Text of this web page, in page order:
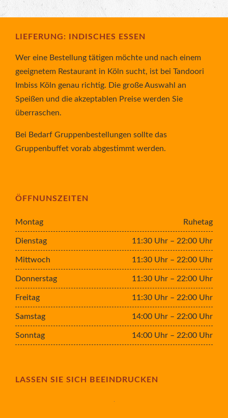
LIEFERUNG: INDISCHES ESSEN
Wer eine Bestellung tätigen möchte und nach einem
geeignetem Restaurant in Köln sucht, ist bei Tandoori
Imbiss Köln genau richtig. Die große Auswahl an
Speißen und die akzeptablen Preise werden Sie
überraschen.
Bei Bedarf Gruppenbestellungen sollte das
Gruppenbuffet vorab abgestimmt werden.
ÖFFNUNSZEITEN
Montag Ruhetag
Dienstag 11:30 Uhr – 22:00 Uhr
Mittwoch 11:30 Uhr – 22:00 Uhr
Donnerstag 11:30 Uhr – 22:00 Uhr
Freitag 11:30 Uhr – 22:00 Uhr
Samstag 14:00 Uhr – 22:00 Uhr
Sonntag 14:00 Uhr – 22:00 Uhr
LASSEN SIE SICH BEEINDRUCKEN